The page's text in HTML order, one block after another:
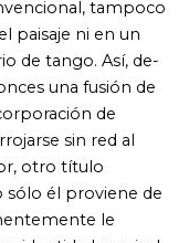
fue
propias
o de
por sobre el
con
que
su